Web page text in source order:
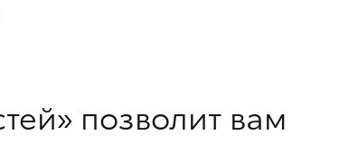
позволит вам